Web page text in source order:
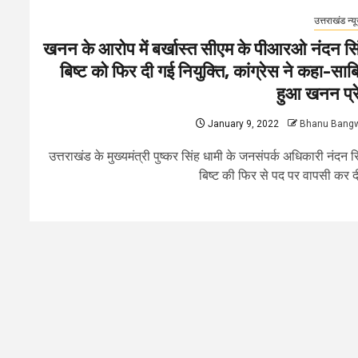
उत्तराखंड
खनन के आरोप में बर्खास्त सीएम के पीआरओ नंदन
बिष्ट को फिर दी गई नियुक्ति, कांग्रेस ने कहा-
हुआ खनन
January 9, 2022 Bhanu
उत्तराखंड के मुख्यमंत्री पुष्कर सिंह धामी के जनसंपर्क अधिकारी नंदन
बिष्ट की फिर से पद पर वापसी कर